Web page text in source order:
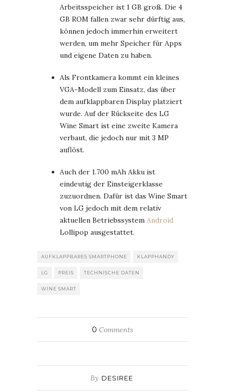
Arbeitsspeicher ist 1 GB groß. Die 4
GB ROM fallen zwar sehr dürftig aus,
können jedoch immerhin erweitert
werden, um mehr Speicher für Apps
und eigene Daten zu haben.
Als Frontkamera kommt ein kleines
VGA-Modell zum Einsatz, das über
dem aufklappbaren Display platziert
wurde. Auf der Rückseite des LG
Wine Smart ist eine zweite Kamera
verbaut, die jedoch nur mit 3 MP
auflöst.
Auch der 1.700 mAh Akku ist
eindeutig der Einsteigerklasse
zuzuordnen. Dafür ist das Wine Smart
von LG jedoch mit dem relativ
aktuellen Betriebssystem Android
Lollipop ausgestattet.
AUFKLAPPBARES SMARTPHONE KLAPPHANDY
LG PREIS TECHNISCHE DATEN
WINE SMART
0 Comments
By DESIREE